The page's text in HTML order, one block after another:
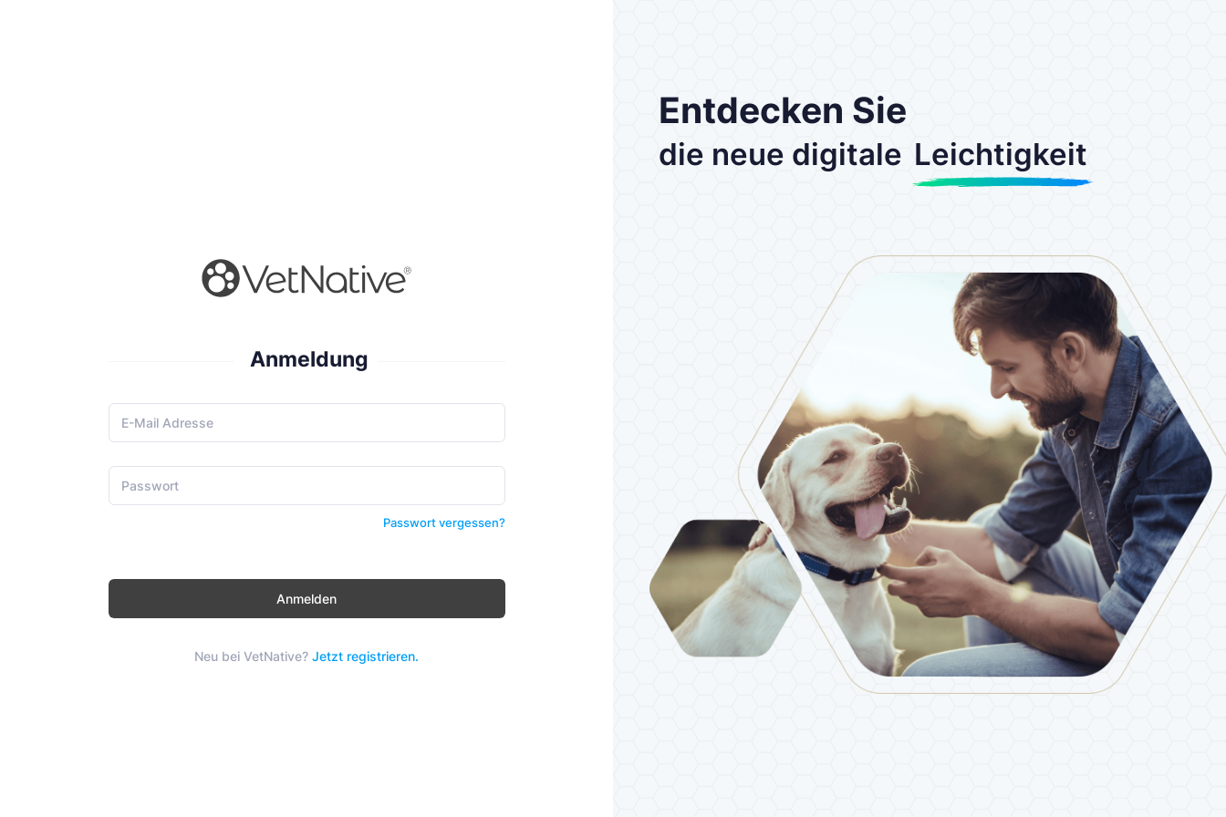
Anmeldung
Passwort vergessen?
Anmelden
Neu bei VetNative? Jetzt registrieren.
Entdecken Sie
die neue digitale Leichtigkeit